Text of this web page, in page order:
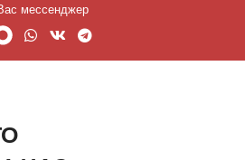
мессенджер